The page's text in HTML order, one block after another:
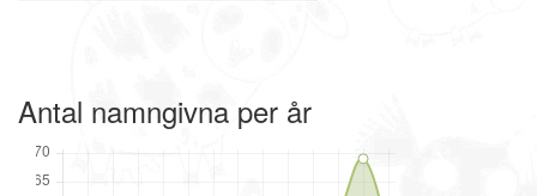
Antal namngivna per år